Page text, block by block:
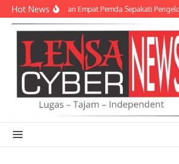
Lewati ke konten
Hot NewsTNI AD dan Empat Pemda Sepakati